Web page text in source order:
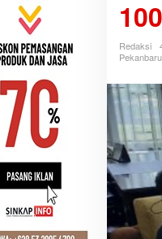
Redaksi
Pekanbaru